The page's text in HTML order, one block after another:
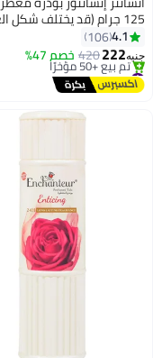
125 جرام (قد يختلف شكل العبوة)
4.1
106
جنيه222
420 خصم 47%
#12 في عطور
توصيل مجاني
تم بيع +50 مؤخرًا